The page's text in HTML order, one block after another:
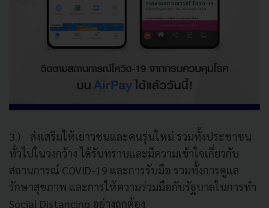
3.) ส่งเสริมให้เยาวชนและคนรุ่นใหม่ รวมทั้งประชาชน
ทั่วไปในวงกว้าง ได้รับทราบและมีความเข้าใจเกี่ยวกับ
สถานการณ์ COVID-19 และการรับมือ รวมทั้งการดูแล
รักษาสุขภาพ และการให้ความร่วมมือกับรัฐบาลในการทำ
Social Distancing อย่างถูกต้อง